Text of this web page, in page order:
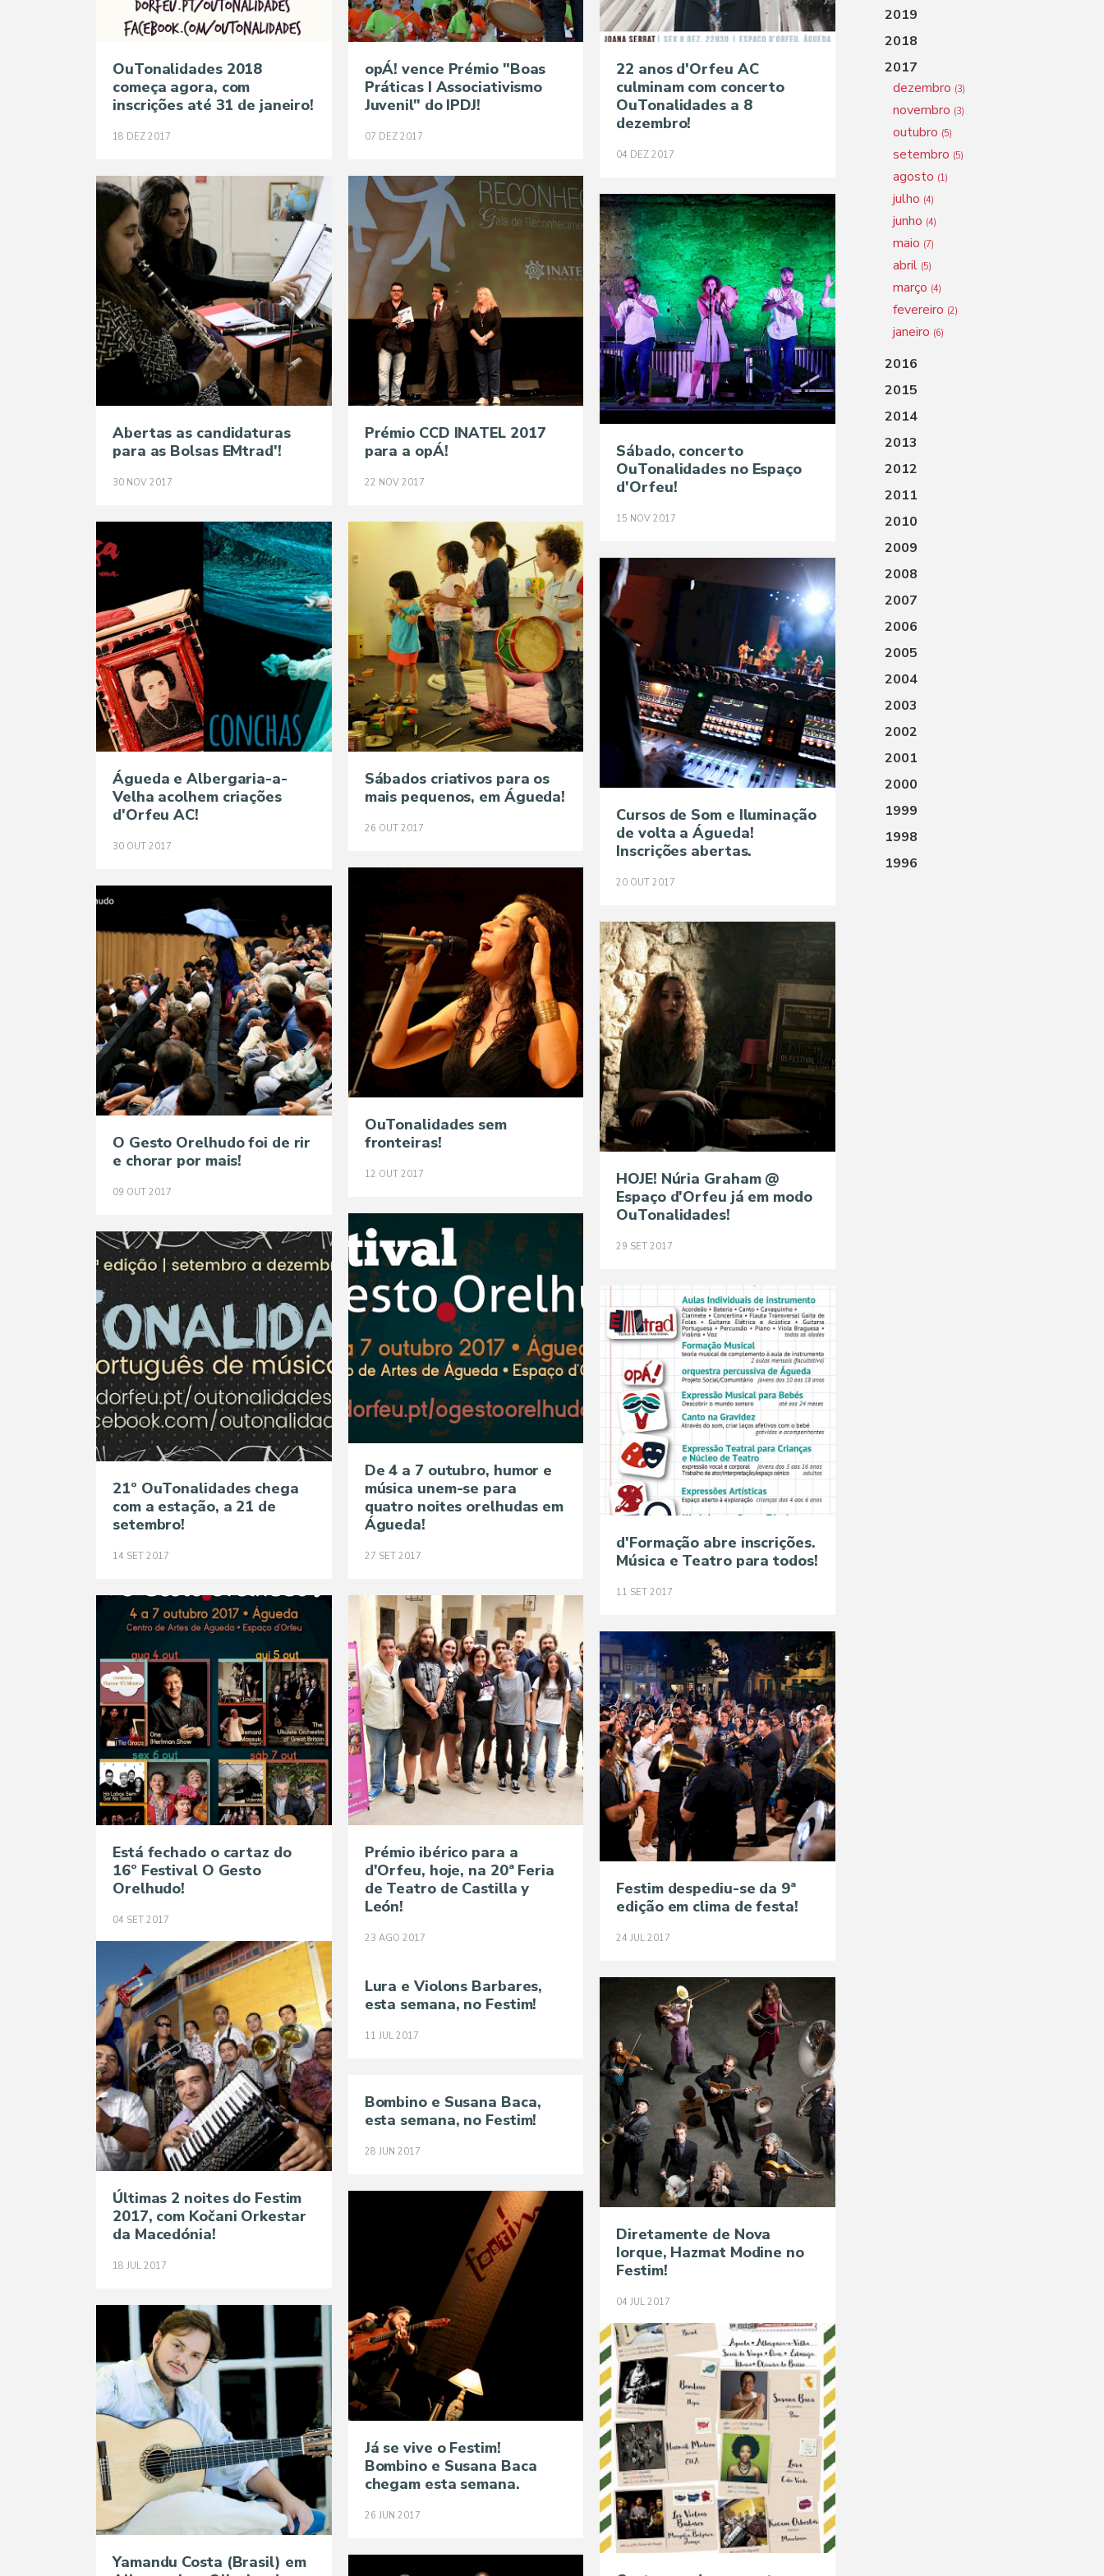
OuTonalidades 2018
começa agora, com
inscrições até 31 de janeiro!
18 DEZ 2017
opÁ! vence Prémio "Boas
Práticas I Associativismo
Juvenil" do IPDJ!
07 DEZ 2017
22 anos d'Orfeu AC
culminam com concerto
OuTonalidades a 8
dezembro!
04 DEZ 2017
Abertas as candidaturas
para as Bolsas EMtrad'!
30 NOV 2017
Prémio CCD INATEL 2017
para a opÁ!
22 NOV 2017
Sábado, concerto
OuTonalidades no Espaço
d'Orfeu!
15 NOV 2017
Águeda e Albergaria-a-
Velha acolhem criações
d'Orfeu AC!
30 OUT 2017
Sábados criativos para os
mais pequenos, em Águeda!
26 OUT 2017
Cursos de Som e Iluminação
de volta a Águeda!
Inscrições abertas.
20 OUT 2017
OuTonalidades sem
fronteiras!
12 OUT 2017
O Gesto Orelhudo foi de rir
e chorar por mais!
09 OUT 2017
HOJE! Núria Graham @
Espaço d'Orfeu já em modo
OuTonalidades!
29 SET 2017
De 4 a 7 outubro, humor e
música unem-se para
quatro noites orelhudas em
Águeda!
27 SET 2017
21º OuTonalidades chega
com a estação, a 21 de
setembro!
14 SET 2017
d'Formação abre inscrições.
Música e Teatro para todos!
11 SET 2017
Está fechado o cartaz do
16º Festival O Gesto
Orelhudo!
04 SET 2017
Prémio ibérico para a
d'Orfeu, hoje, na 20ª Feria
de Teatro de Castilla y
León!
23 AGO 2017
Festim despediu-se da 9ª
edição em clima de festa!
24 JUL 2017
Últimas 2 noites do Festim
2017, com Kočani Orkestar
da Macedónia!
18 JUL 2017
Lura e Violons Barbares,
esta semana, no Festim!
11 JUL 2017
Diretamente de Nova
Iorque, Hazmat Modine no
Festim!
04 JUL 2017
Bombino e Susana Baca,
esta semana, no Festim!
28 JUN 2017
Já se vive o Festim!
Bombino e Susana Baca
chegam esta semana.
26 JUN 2017
Yamandu Costa (Brasil) em
2019
2018
2017
dezembro (3)
novembro (3)
outubro (5)
setembro (5)
agosto (1)
julho (4)
junho (4)
maio (7)
abril (5)
março (4)
fevereiro (2)
janeiro (6)
2016
2015
2014
2013
2012
2011
2010
2009
2008
2007
2006
2005
2004
2003
2002
2001
2000
1999
1998
1996